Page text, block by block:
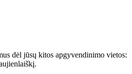
dėl jūsų kitos apgyvendinimo vietos: